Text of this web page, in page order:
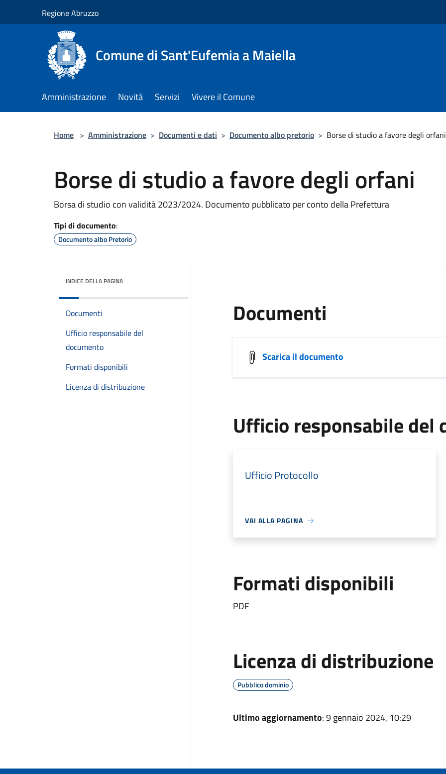
Regione Abruzzo
Comune di Sant'Eufemia a Maiella
Amministrazione Novità Servizi Vivere il Comune
Home > Amministrazione > Documenti e dati > Documento albo pretorio > Borse di studio a favore degli orfani
Borse di studio a favore degli orfani
Borsa di studio con validità 2023/2024. Documento pubblicato per conto della Prefettura
Tipi di documento:
Documento albo Pretorio
INDICE DELLA PAGINA
Documenti
Ufficio responsabile del
documento
Formati disponibili
Licenza di distribuzione
Documenti
Scarica il documento
Ufficio responsabile del
Ufficio Protocollo
VAI ALLA PAGINA
Formati disponibili
PDF
Licenza di distribuzione
Pubblico dominio
Ultimo aggiornamento: 9 gennaio 2024, 10:29